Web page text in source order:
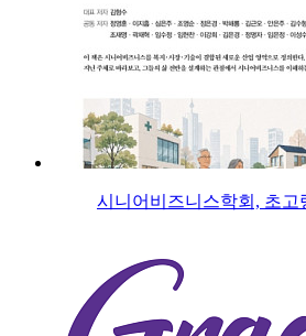
시니어비즈니스학회, 초고